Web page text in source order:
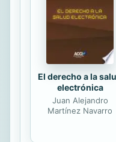
El derecho a la
electrónica
Juan Alejandro
Martínez Navarro